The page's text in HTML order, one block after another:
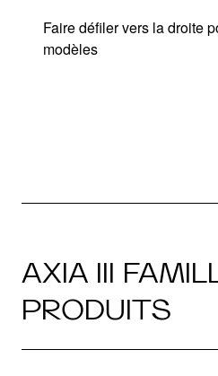
Faire défiler vers la droite
modèles
AXIA III
PRODUITS